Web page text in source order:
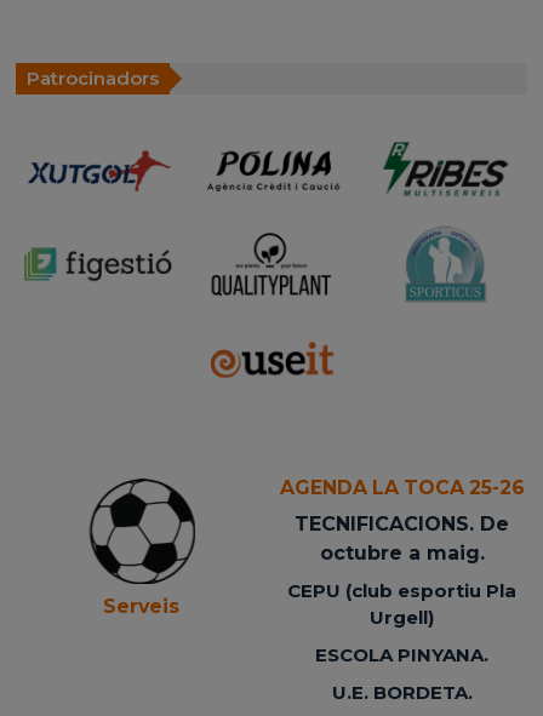
Patrocinadors
Serveis
AGENDA LA TOCA 25-26
TECNIFICACIONS. De
octubre a maig.
CEPU (club esportiu Pla
Urgell)
ESCOLA PINYANA.
U.E. BORDETA.